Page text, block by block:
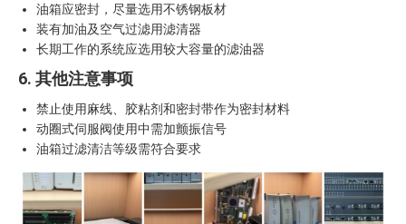
油箱应密封，尽量选用不锈钢板材
装有加油及空气过滤用滤清器
长期工作的系统应选用较大容量的滤油器
6. 其他注意事项
禁止使用麻线、胶粘剂和密封带作为密封材料
动圈式伺服阀使用中需加颤振信号
油箱过滤清洁等级需符合要求